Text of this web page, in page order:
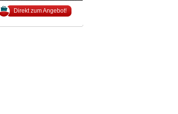
Direkt zum Angebot!